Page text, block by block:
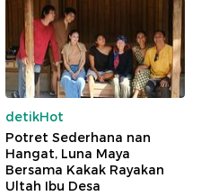
detikHot
Potret Sederhana nan
Hangat, Luna Maya
Bersama Kakak Rayakan
Ultah Ibu Desa